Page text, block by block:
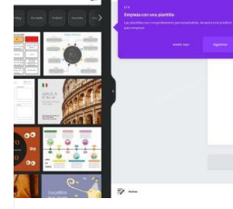
Despierta tu creatividad con la
Canva gratis. Por decirlo así,
después de Canva para el
de todos los usuarios. No todo
Photoshop, Photopea,
de imágenes, pero herramientas